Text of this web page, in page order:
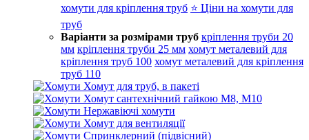
хомути для кріплення труб ⭐ Ціни на хомути для
труб
Варіанти за розмірами труб кріплення труби 20
мм кріплення труби 25 мм хомут металевий для
кріплення труб 100 хомут металевий для кріплення
труб 110
Хомут для труб, в пакеті
Хомут сантехнічний гайкою М8, М10
Нержавіючі хомути
Хомут для вентиляції
Спринклерний (підвісний)